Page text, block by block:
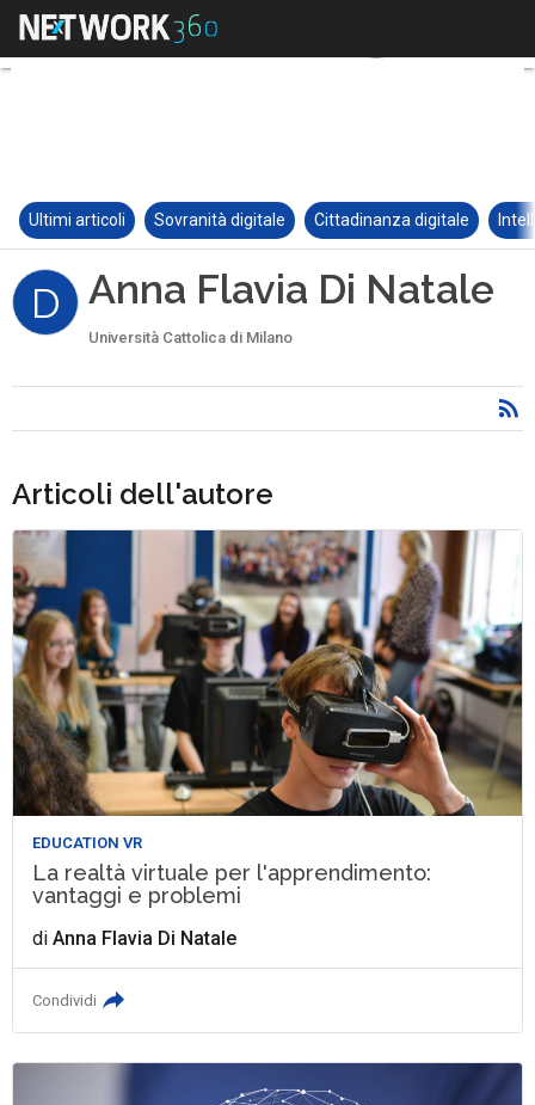
Ultimi articoli Sovranità digitale Cittadinanza digitale
D Anna Flavia Di Natale
Università Cattolica di Milano
Articoli dell'autore
EDUCATION VR
La realtà virtuale per l'apprendimento:
vantaggi e problemi
diAnna Flavia Di Natale
Condividi